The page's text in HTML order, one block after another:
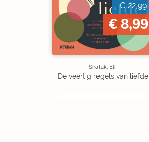
€ 22,99
€ 8,99
Shafak, Elif
De veertig regels van liefde